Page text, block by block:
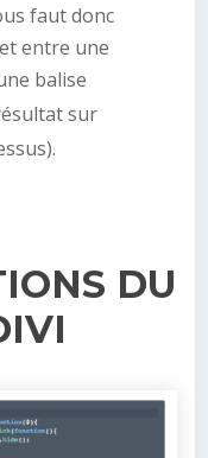
faut donc
entre une
balise
sur
DU